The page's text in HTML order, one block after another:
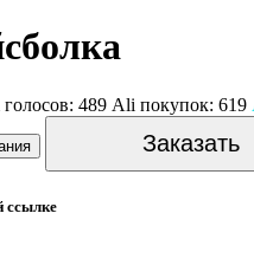
489 Ali покупок: 619
Заказать
ссылке